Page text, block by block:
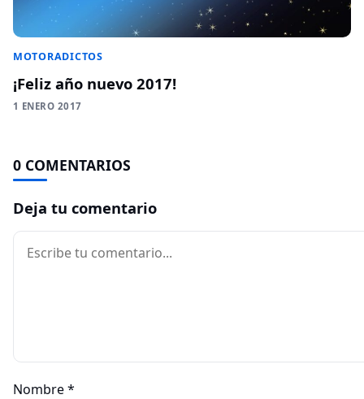
MOTORADICTOS
¡Feliz año nuevo 2017!
1 ENERO 2017
0 COMENTARIOS
Deja tu comentario
Comentario
Nombre*